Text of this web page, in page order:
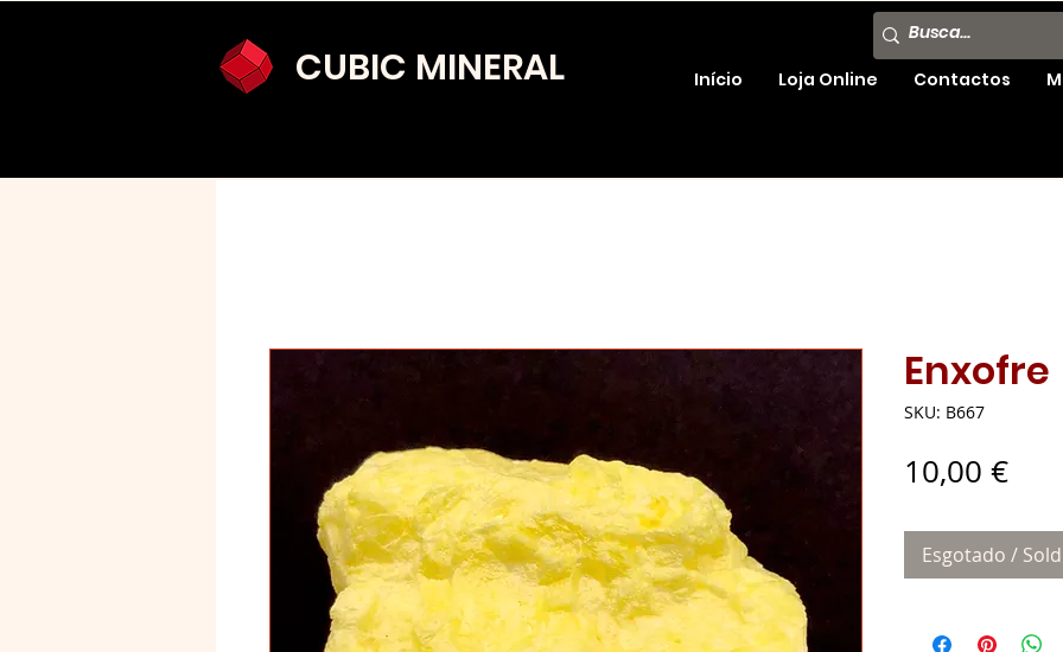
CUBIC MINERAL Início Loja Online Contactos
Enxofre
SKU: B667
10,00 €
Esgotado / Sold